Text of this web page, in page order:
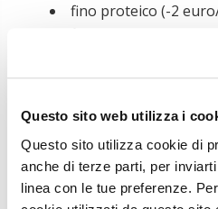
Questo sito web utilizza i
Questo sito utilizza cookie di
anche di terze parti, per
linea con le tue preferenze.
fino proteico (-2
convenzionale
fino (-4 euro/t) 275,50
convenzionale (-4
Isole